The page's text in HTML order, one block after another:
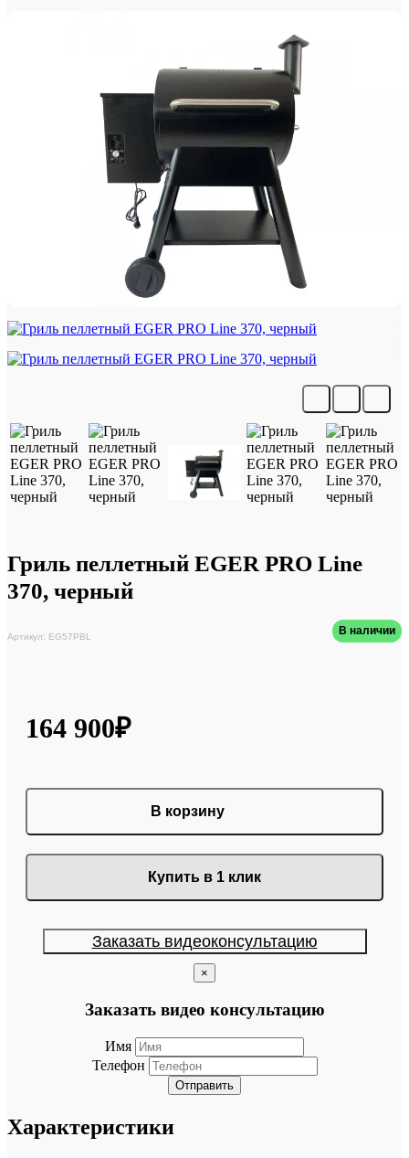
Гриль пеллетный EGER PRO Line
370, черный
Артикул: EG57PBL В наличии
164 900₽
В корзину
Купить в 1 клик
Заказать видеоконсультацию
×
Заказать видео консультацию
Имя
Телефон
Отправить
Характеристики